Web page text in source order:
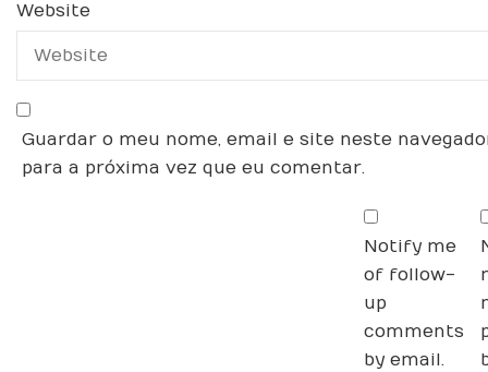
Website
Guardar o meu nome, email e site neste
para a próxima vez que eu comentar.
Notify me
of follow-
up
comments
by email.